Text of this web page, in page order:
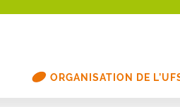
ORGANISATION DE